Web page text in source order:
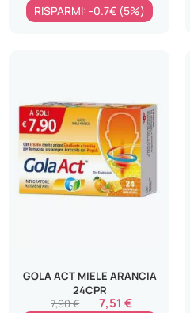
RISPARMI: -0.7€ (5%)
GOLA ACT MIELE ARANCIA
24CPR
7,51 €
7,90 €